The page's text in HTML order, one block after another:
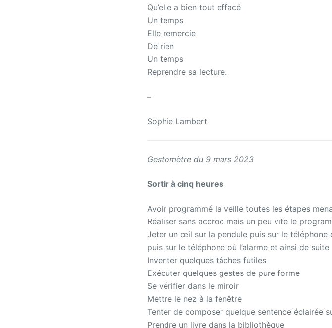
Qu’elle a bien tout effacé
Un temps
Elle remercie
De rien
Un temps
Reprendre sa lecture.
–
Sophie Lambert
Gestomètre du 9 mars 2023
Sortir à cinq heures
Avoir programmé la veille toutes les étapes
Réaliser sans accroc mais un peu vite le
Jeter un œil sur la pendule puis sur le téléphone
puis sur le téléphone où l’alarme et ainsi de suite
Inventer quelques tâches futiles
Exécuter quelques gestes de pure forme
Se vérifier dans le miroir
Mettre le nez à la fenêtre
Tenter de composer quelque sentence éclairée
Prendre un livre dans la bibliothèque